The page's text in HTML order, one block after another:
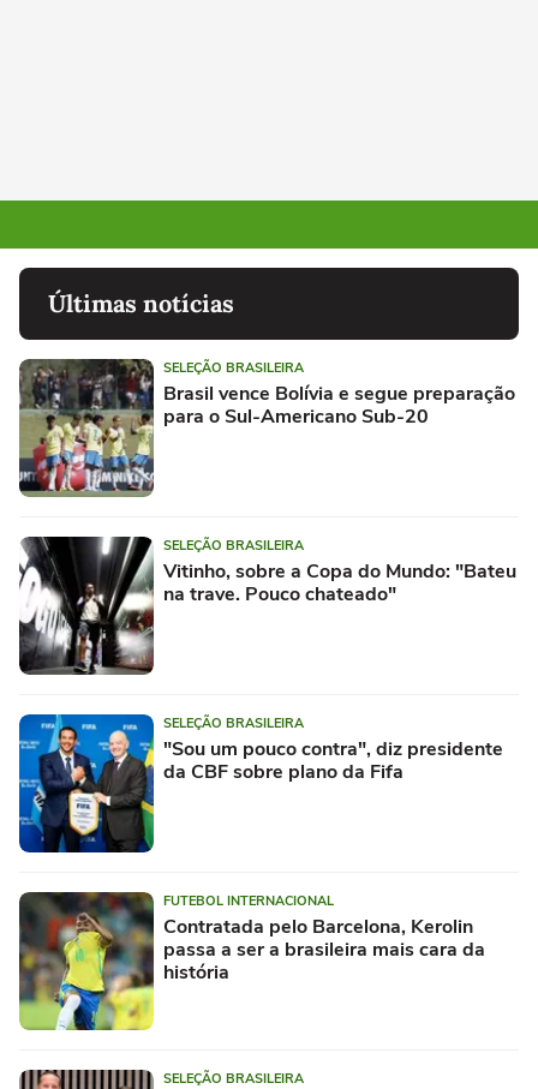
Últimas notícias
SELEÇÃO BRASILEIRA
Brasil vence Bolívia e segue preparação
para o Sul-Americano Sub-20
SELEÇÃO BRASILEIRA
Vitinho, sobre a Copa do Mundo: "Bateu
na trave. Pouco chateado"
SELEÇÃO BRASILEIRA
"Sou um pouco contra", diz presidente
da CBF sobre plano da Fifa
FUTEBOL INTERNACIONAL
Contratada pelo Barcelona, Kerolin
passa a ser a brasileira mais cara da
história
SELEÇÃO BRASILEIRA